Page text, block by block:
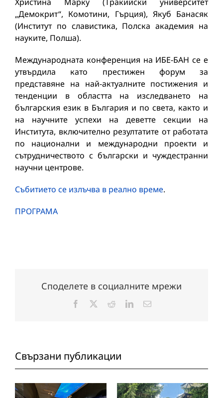
„Демокрит“, Комотини, Гърция), Якуб Банасяк
(Институт по славистика, Полска академия на
науките, Полша).
Международната конференция на ИБЕ-БАН се е
утвърдила като престижен форум за
представяне на най-актуалните постижения и
тенденции в областта на изследването на
българския език в България и по света, както и
на научните успехи на деветте секции на
Института, включително резултатите от работата
по национални и международни проекти и
сътрудничеството с български и чуждестранни
научни центрове.
Събитието се излъчва в реално време.
ПРОГРАМА
Споделете в социалните мрежи
Facebook RedditLinkedInЕлектронна
Свързани публикации